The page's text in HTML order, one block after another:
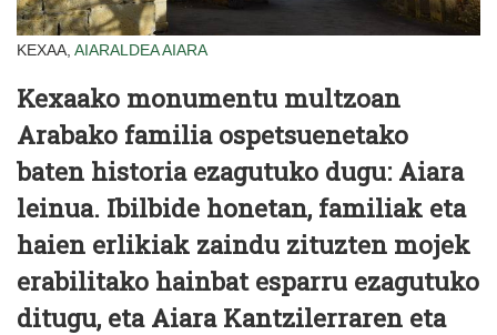
KEXAA, AIARALDEAAIARA
Kexaako monumentu multzoan
Arabako familia ospetsuenetako
baten historia ezagutuko dugu: Aiara
leinua. Ibilbide honetan, familiak eta
haien erlikiak zaindu zituzten mojek
erabilitako hainbat esparru ezagutuko
ditugu, eta Aiara Kantzilerraren eta